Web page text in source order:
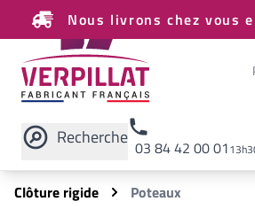
Nous livrons chez vous
Recherche 03 84 42 00 01
Rechercher sur le site
Clôture rigide
Poteaux